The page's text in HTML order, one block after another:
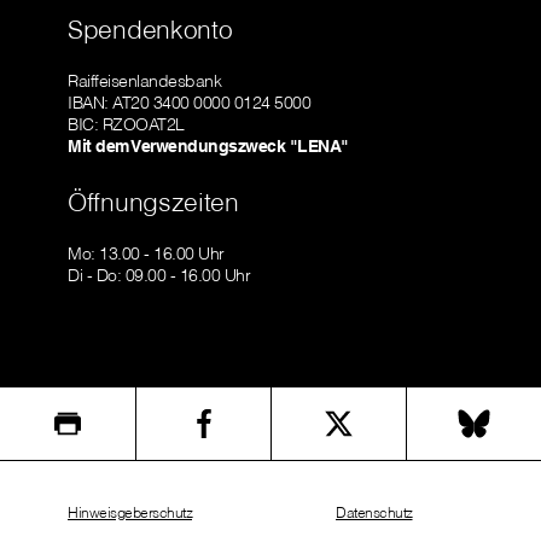
Spendenkonto
Raiffeisenlandesbank
IBAN: AT20 3400 0000 0124 5000
BIC: RZOOAT2L
Mit dem Verwendungszweck "LENA"
Öffnungszeiten
Mo: 13.00 - 16.00 Uhr
Di - Do: 09.00 - 16.00 Uhr
Hinweisgeberschutz Datenschutz